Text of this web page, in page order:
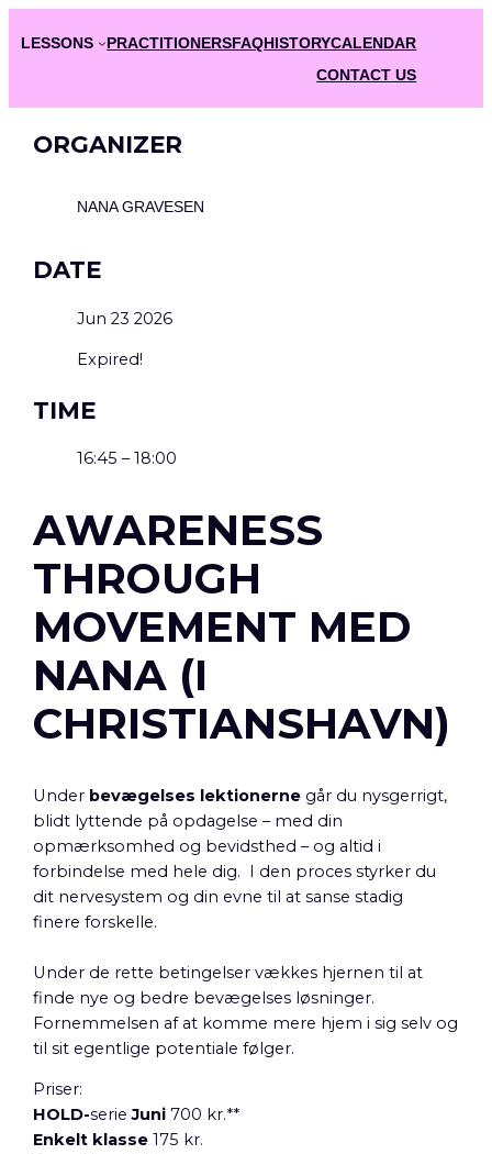
LESSONS PRACTITIONERSFAQHISTORYCALENDAR
CONTACT US
ORGANIZER
NANA GRAVESEN
DATE
Jun 23 2026
Expired!
TIME
16:45 – 18:00
AWARENESS
THROUGH
MOVEMENT MED
NANA (I
CHRISTIANSHAVN)
Under bevægelses lektionerne går du nysgerrigt,
blidt lyttende på opdagelse – med din
opmærksomhed og bevidsthed – og altid i
forbindelse med hele dig. I den proces styrker du
dit nervesystem og din evne til at sanse stadig
finere forskelle.
Under de rette betingelser vækkes hjernen til at
finde nye og bedre bevægelses løsninger.
Fornemmelsen af at komme mere hjem i sig selv og
til sit egentlige potentiale følger.
Priser:
HOLD-serie Juni 700 kr.**
Enkelt klasse 175 kr.